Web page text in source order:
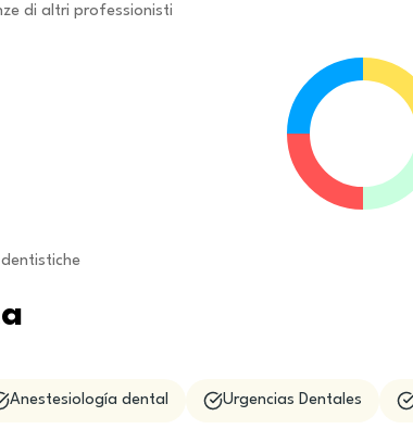
di altri professionisti
Anestesiología dental Urgencias Dentales